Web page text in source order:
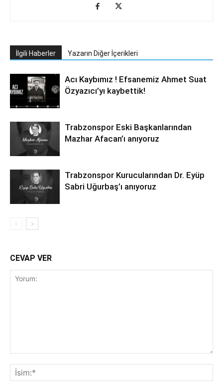
İlgili Haberler Yazarın Diğer İçerikleri
Acı Kaybımız ! Efsanemiz Ahmet Suat
Özyazıcı’yı kaybettik!
Trabzonspor Eski Başkanlarından
Mazhar Afacan’ı anıyoruz
Trabzonspor Kurucularından Dr. Eyüp
Sabri Uğurbaş’ı anıyoruz
CEVAP VER